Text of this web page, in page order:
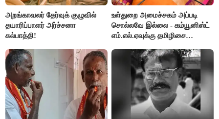
அறங்காவலர் தேர்வுக் குழுவில்
தயாரிப்பாளர் அர்ச்சனா
கல்பாத்தி!
உள்துறை அமைச்சகம் அப்படி
சொல்லவே இல்லை - கம்யூனிஸ்ட்
எம்.எல்.ஏவுக்கு தமிழிசை